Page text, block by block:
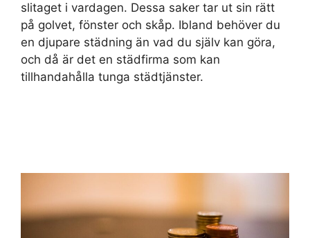
slitaget i vardagen. Dessa saker tar ut sin rätt
på golvet, fönster och skåp. Ibland behöver du
en djupare städning än vad du själv kan göra,
och då är det en städfirma som kan
tillhandahålla tunga städtjänster.